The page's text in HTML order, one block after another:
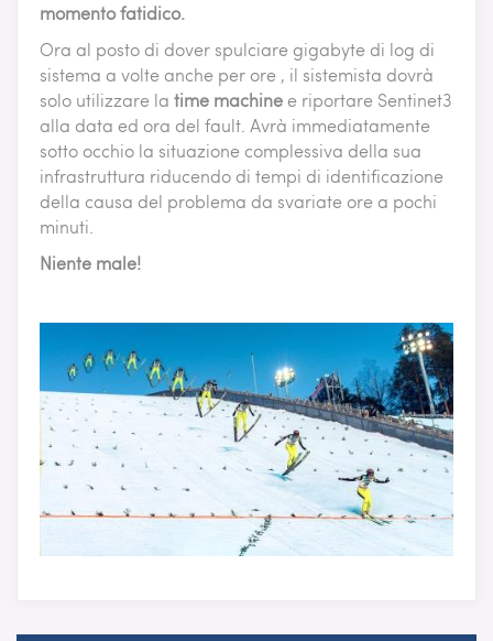
momento fatidico.
Ora al posto di dover spulciare gigabyte di log di
sistema a volte anche per ore , il sistemista dovrà
solo utilizzare la time machine e riportare Sentinet3
alla data ed ora del fault. Avrà immediatamente
sotto occhio la situazione complessiva della sua
infrastruttura riducendo di tempi di identificazione
della causa del problema da svariate ore a pochi
minuti.
Niente male!